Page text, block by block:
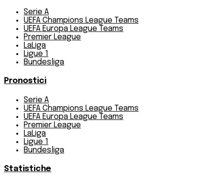
Serie A
UEFA Champions League Teams
UEFA Europa League Teams
Premier League
LaLiga
Ligue 1
Bundesliga
Pronostici
Serie A
UEFA Champions League Teams
UEFA Europa League Teams
Premier League
LaLiga
Ligue 1
Bundesliga
Statistiche